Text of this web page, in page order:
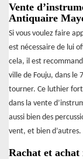
Vente
Antiquaire
Si vous voulez faire
est nécessaire de lui
cela, il est
ville de Fouju, dans le
tourner. Ce luthier fort
dans la vente
aussi bien des
vent, et bien d’autres.
Rachat et